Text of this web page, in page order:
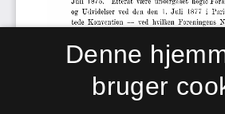
Denne
bruger